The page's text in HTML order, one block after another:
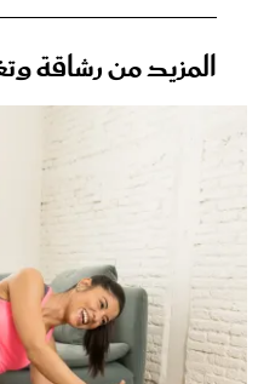
المزيد من رشاقة